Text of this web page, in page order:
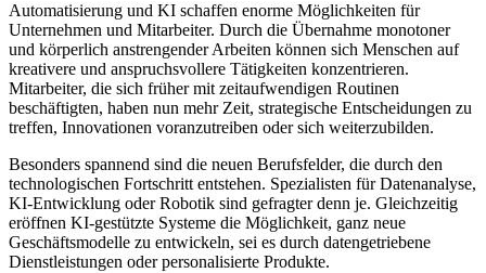
Automatisierung und KI schaffen enorme Möglichkeiten für
Unternehmen und Mitarbeiter. Durch die Übernahme monotoner
und körperlich anstrengender Arbeiten können sich Menschen auf
kreativere und anspruchsvollere Tätigkeiten konzentrieren.
Mitarbeiter, die sich früher mit zeitaufwendigen Routinen
beschäftigten, haben nun mehr Zeit, strategische Entscheidungen zu
treffen, Innovationen voranzutreiben oder sich weiterzubilden.
Besonders spannend sind die neuen Berufsfelder, die durch den
technologischen Fortschritt entstehen. Spezialisten für Datenanalyse,
KI-Entwicklung oder Robotik sind gefragter denn je. Gleichzeitig
eröffnen KI-gestützte Systeme die Möglichkeit, ganz neue
Geschäftsmodelle zu entwickeln, sei es durch datengetriebene
Dienstleistungen oder personalisierte Produkte.